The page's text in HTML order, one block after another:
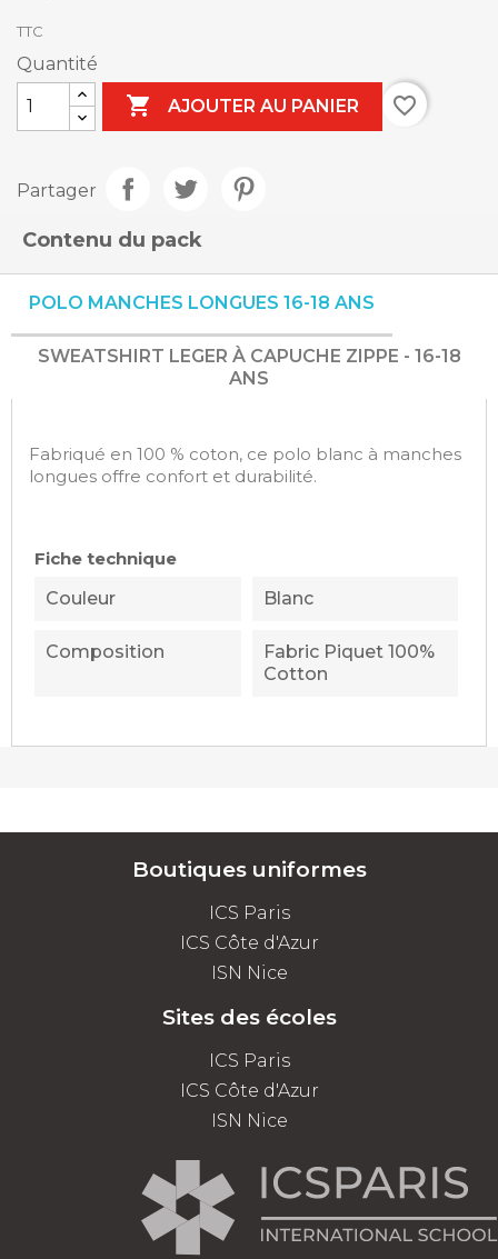
TTC
Quantité
 AJOUTER AU PANIER favorite_border
Partager
Contenu du pack
POLO MANCHES LONGUES 16-18 ANS
SWEATSHIRT LEGER À CAPUCHE ZIPPE - 16-18
ANS
Fabriqué en 100 % coton, ce polo blanc à manches
longues offre confort et durabilité.
Fiche technique
Couleur
Blanc
Composition
Fabric Piquet 100%
Cotton
Boutiques uniformes
ICS Paris
ICS Côte d'Azur
ISN Nice
Sites des écoles
ICS Paris
ICS Côte d'Azur
ISN Nice